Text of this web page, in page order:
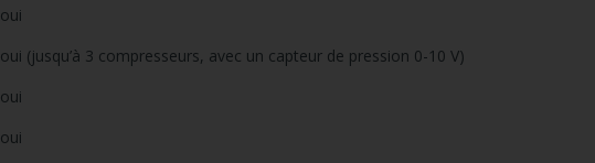
oui
oui (jusqu’à 3 compresseurs, avec un capteur de pression 0-10 V)
oui
oui